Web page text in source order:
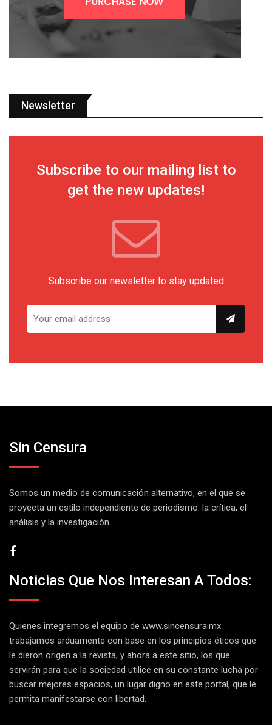
Newsletter
Subscribe to our mailing list to
get the new updates!
Subscribe our newsletter to stay updated
Sin Censura
Somos un medio de comunicación alternativo, en el que se
proyecta un estilo independiente de periodismo. la crítica, el
análisis y la investigación
Noticias Que Nos Interesan A Todos:
Quienes integremos el equipo de www.sincensura.mx
trabajamos arduamente con base en los principios éticos que
le dieron origen a la revista, y ahora a este sitio, los que
servirán para que la sociedad utilice en su constante lucha por
buscar mejores espacios, un lugar digno en este portal, que le
permita manifestarse con libertad.